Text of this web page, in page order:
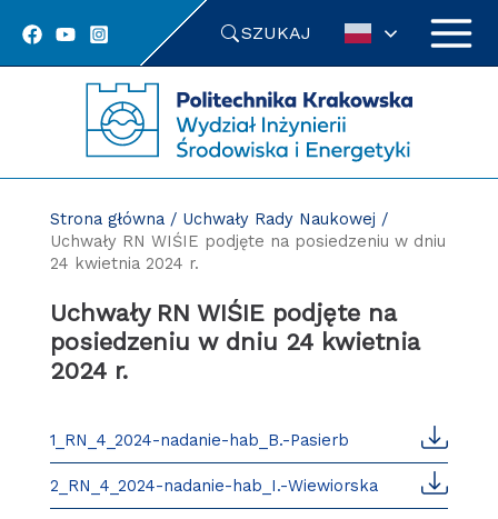
SZUKAJ
Strona główna/ Uchwały Rady Naukowej /
Uchwały RN WIŚIE podjęte na posiedzeniu w dniu
24 kwietnia 2024 r.
Uchwały RN WIŚIE podjęte na
posiedzeniu w dniu 24 kwietnia
2024 r.
1_RN_4_2024-nadanie-hab_B.-Pasierb
2_RN_4_2024-nadanie-hab_I.-Wiewiorska